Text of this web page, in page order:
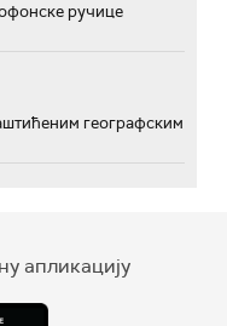
ручице
географским
апликацију